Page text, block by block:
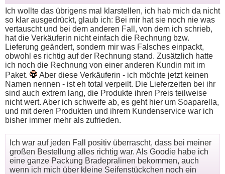
Ich wollte das übrigens mal klarstellen, ich hab mich da nicht
so klar ausgedrückt, glaub ich: Bei mir hat sie noch nie was
vertauscht und bei dem anderen Fall, von dem ich schrieb,
hat die Verkäuferin nicht einfach die Rechnung bzw.
Lieferung geändert, sondern mir was Falsches einpackt,
obwohl es richtig auf der Rechnung stand. Zusätzlich hatte
ich noch die Rechnung von einer anderen Kundin mit im
Paket.
Aber diese Verkäuferin - ich möchte jetzt keinen
Namen nennen - ist eh total verpeilt. Die Lieferzeiten bei ihr
sind auch extrem lang, die Produkte ihren Preis teilweise
nicht wert. Aber ich schweife ab, es geht hier um Soaparella,
und mit deren Produkten und ihrem Kundenservice war ich
bisher immer mehr als zufrieden.
Ich war auf jeden Fall positiv überrascht, dass bei meiner
großen Bestellung alles richtig war. Als Goodie habe ich
eine ganze Packung Bradepralinen bekommen, auch
wenn ich mich über kleine Seifenstückchen noch ein